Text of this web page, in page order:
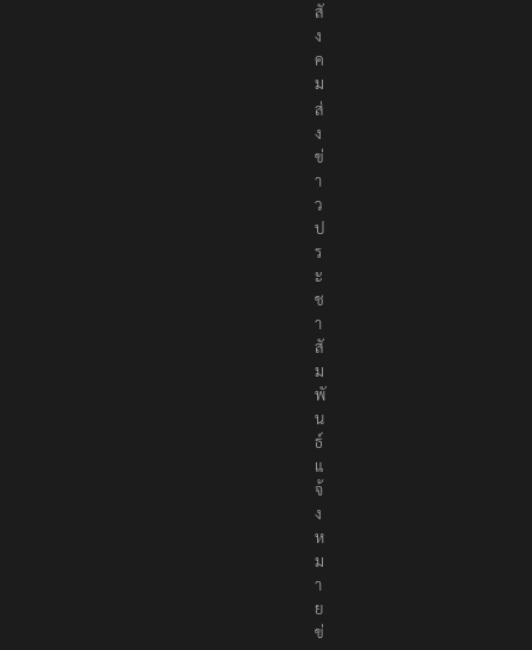
สั
ง
ค
ม
ส่
ง
ข่
า
ว
ป
ร
ะ
ช
า
สั
ม
พั
น
ธ์
แ
จ้
ง
ห
ม
า
ย
ข่